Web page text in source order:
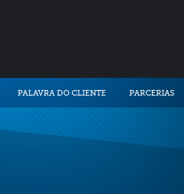
PALAVRA DO CLIENTE PARCERIAS